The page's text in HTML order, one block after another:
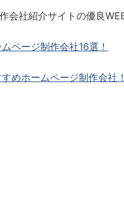
会社紹介サイトの優良
ページ制作会社16選！
めホームページ制作会社！